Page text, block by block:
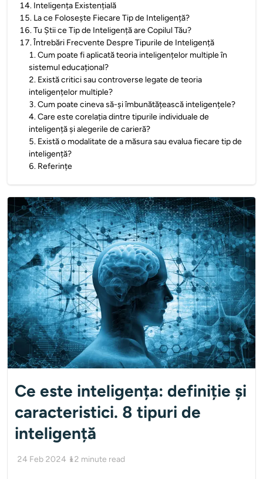
14. Inteligența Existențială
15. La ce Folosește Fiecare Tip de Inteligență?
16.Tu Știi ce Tip de Inteligență are Copilul Tău?
17.Întrebări Frecvente Despre Tipurile de Inteligență
1.Cum poate fi aplicată teoria inteligențelor multiple în
sistemul educațional?
2. Există critici sau controverse legate de teoria
inteligențelor multiple?
3.Cum poate cineva să-și îmbunătățească inteligențele?
4.Care este corelația dintre tipurile individuale de
inteligență și alegerile de carieră?
5. Există o modalitate de a măsura sau evalua fiecare tip de
inteligență?
6. Referințe
Ce este inteligența: definiție și
caracteristici. 8 tipuri de
inteligență
24 Feb 2024 12 minute read